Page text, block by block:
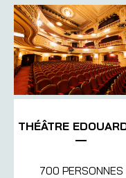
THÉÂTRE
700 PERSONNES